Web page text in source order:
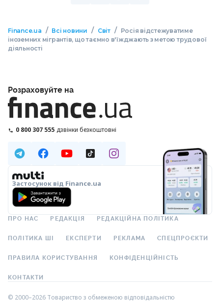
Finance.ua / Всі новини / Світ /
Росія відстежуватиме
іноземних мігрантів, що таємно в'їжджають з метою трудової
діяльності
Розраховуйте на
0 800 307 555 дзвінки безкоштовні
Застосунок від Finance.ua
ПРО НАС РЕДАКЦІЯ РЕДАКЦІЙНА ПОЛІТИКА
ПОЛІТИКА ШІ ЕКСПЕРТИ РЕКЛАМА СПЕЦПРОЄКТИ
ПРАВИЛА КОРИСТУВАННЯ КОНФІДЕНЦІЙНІСТЬ
КОНТАКТИ
© 2000–2026 Товариство з обмеженою відповідальністю